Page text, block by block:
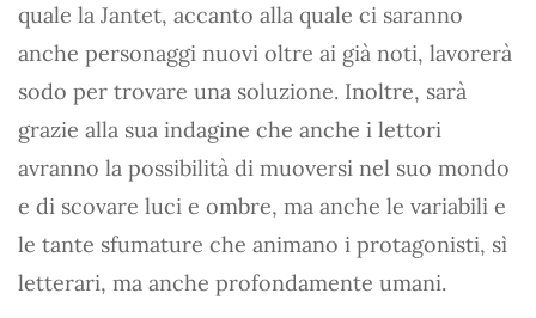
quale la Jantet, accanto alla quale ci saranno
anche personaggi nuovi oltre ai già noti, lavorerà
sodo per trovare una soluzione. Inoltre, sarà
grazie alla sua indagine che anche i lettori
avranno la possibilità di muoversi nel suo mondo
e di scovare luci e ombre, ma anche le variabili e
le tante sfumature che animano i protagonisti, sì
letterari, ma anche profondamente umani.